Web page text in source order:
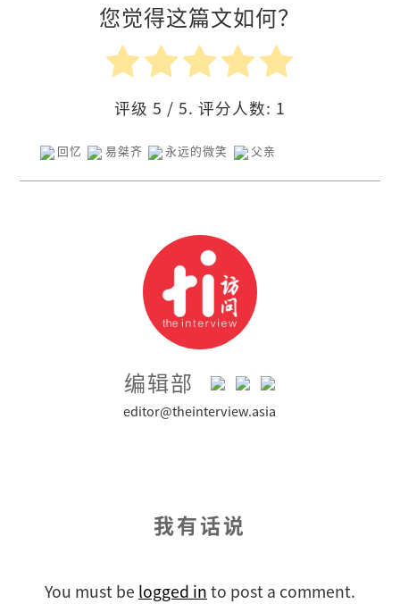
您觉得这篇文如何？
评级 5 / 5. 评分人数: 1
回忆 易桀齐 永远的微笑 父亲
编辑部
editor@theinterview.asia
我有话说
You must be logged in to post a comment.